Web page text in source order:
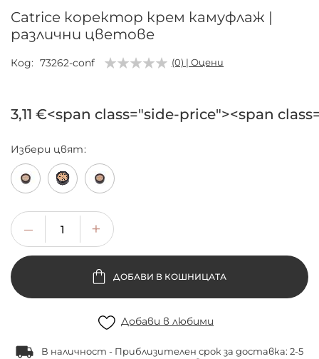
галерия
със
снимки
Catrice коректор крем камуфлаж |
различни цветове
Код 73262-conf (0) | Оцени
3,11 €<span class="side-price"><span
Избери цвят
ДОБАВИ В КОШНИЦАТА
Добави в любими
В наличност - Приблизителен срок за доставка: 2-5